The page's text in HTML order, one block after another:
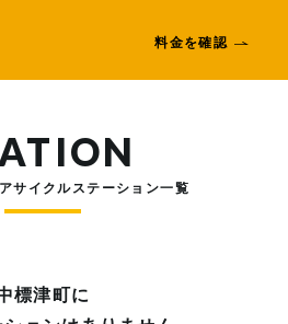
料金を確認
サイクルステーション一覧
標津町に